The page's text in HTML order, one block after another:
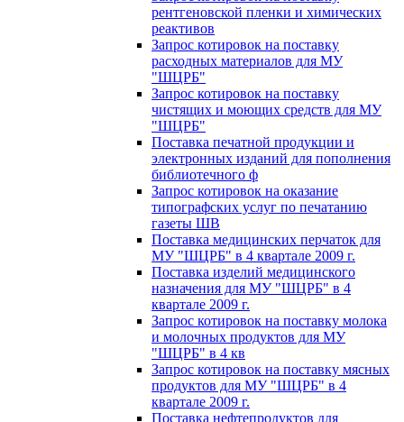
рентгеновской пленки и химических
реактивов
Запрос котировок на поставку
расходных материалов для МУ
"ШЦРБ"
Запрос котировок на поставку
чистящих и моющих средств для МУ
"ШЦРБ"
Поставка печатной продукции и
электронных изданий для пополнения
библиотечного ф
Запрос котировок на оказание
типографских услуг по печатанию
газеты ШВ
Поставка медицинских перчаток для
МУ "ШЦРБ" в 4 квартале 2009 г.
Поставка изделий медицинского
назначения для МУ "ШЦРБ" в 4
квартале 2009 г.
Запрос котировок на поставку молока
и молочных продуктов для МУ
"ШЦРБ" в 4 кв
Запрос котировок на поставку мясных
продуктов для МУ "ШЦРБ" в 4
квартале 2009 г.
Поставка нефтепродуктов для